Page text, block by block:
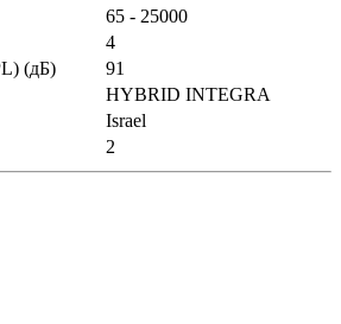
65 - 25000
4
(дБ)
91
HYBRID INTEGRA
Israel
2